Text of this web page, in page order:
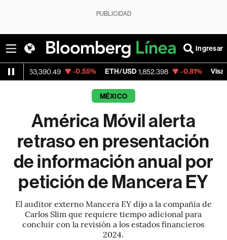
PUBLICIDAD
Ingresar
-0.55% ETH/USD 1,852.398 -0.81% Visa 365.67
MÉXICO
América Móvil alerta
retraso en presentación
de información anual por
petición de Mancera EY
El auditor externo Mancera EY dijo a la compañía de
Carlos Slim que requiere tiempo adicional para
concluir con la revisión a los estados financieros
2024.